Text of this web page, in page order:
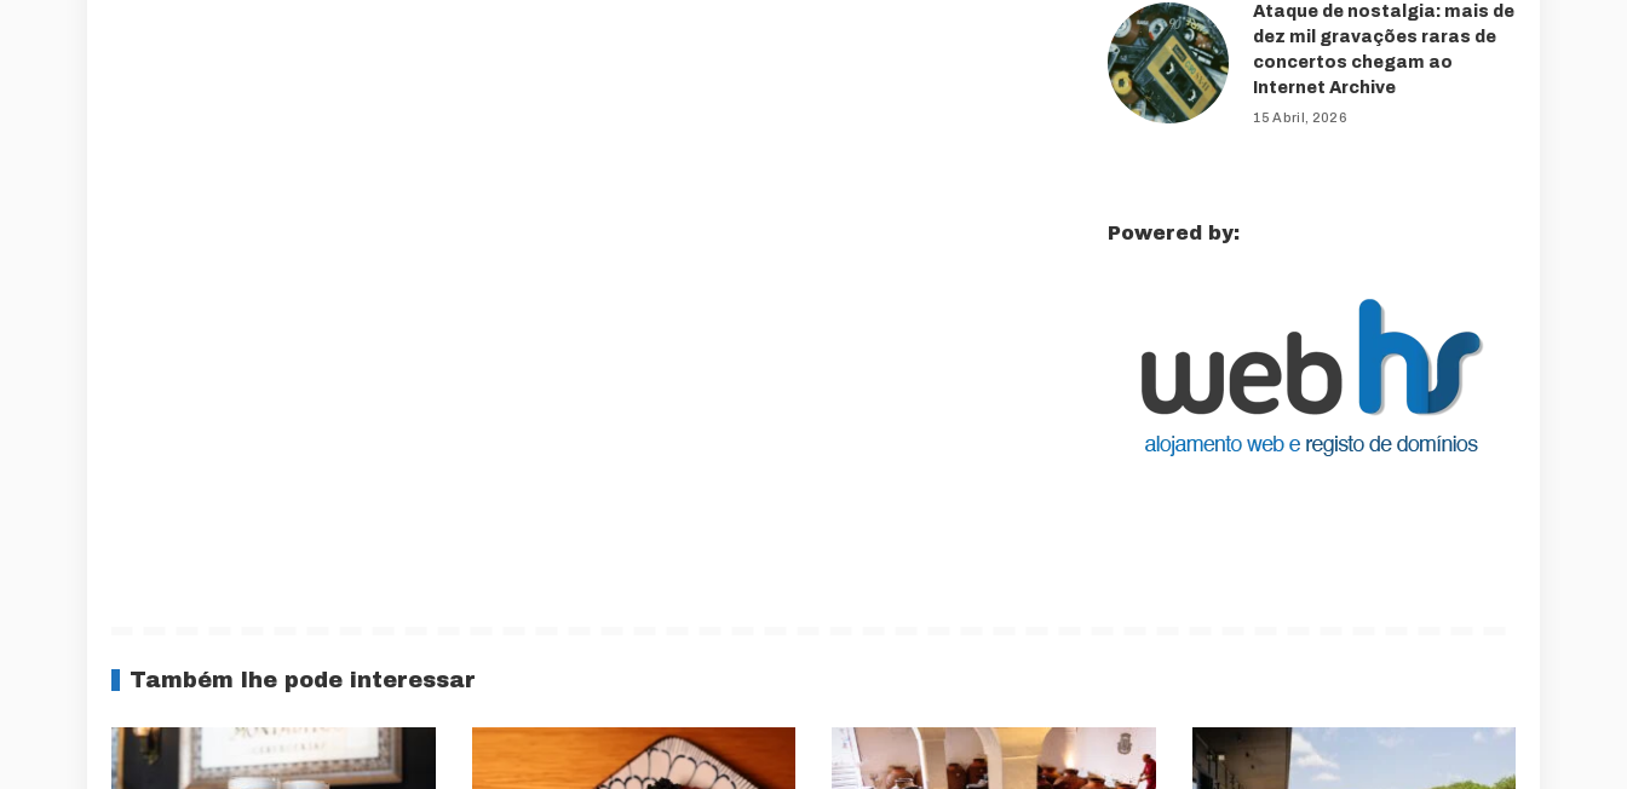
Ataque de nostalgia: mais de
dez mil gravações raras de
concertos chegam ao
Internet Archive
15 Abril, 2026
Powered by:
Também lhe pode interessar